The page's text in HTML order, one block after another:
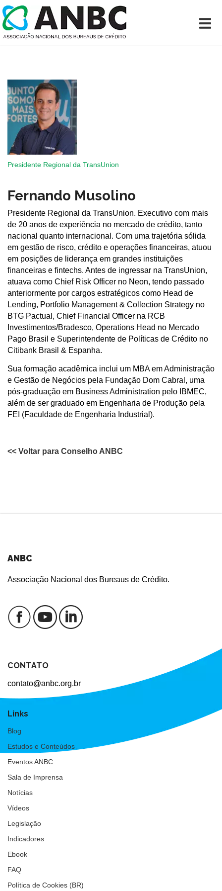
Presidente Regional da TransUnion
Fernando Musolino
Presidente Regional da TransUnion. Executivo com mais
de 20 anos de experiência no mercado de crédito, tanto
nacional quanto internacional. Com uma trajetória sólida
em gestão de risco, crédito e operações financeiras, atuou
em posições de liderança em grandes instituições
financeiras e fintechs. Antes de ingressar na TransUnion,
atuava como Chief Risk Officer no Neon, tendo passado
anteriormente por cargos estratégicos como Head de
Lending, Portfolio Management & Collection Strategy no
BTG Pactual, Chief Financial Officer na RCB
Investimentos/Bradesco, Operations Head no Mercado
Pago Brasil e Superintendente de Políticas de Crédito no
Citibank Brasil & Espanha.
Sua formação acadêmica inclui um MBA em Administração
e Gestão de Negócios pela Fundação Dom Cabral, uma
pós-graduação em Business Administration pelo IBMEC,
além de ser graduado em Engenharia de Produção pela
FEI (Faculdade de Engenharia Industrial).
<< Voltar para Conselho ANBC
ANBC
Associação Nacional dos Bureaus de Crédito.
CONTATO
contato@anbc.org.br
Links
Blog
Estudos e Conteúdos
Eventos ANBC
Sala de Imprensa
Notícias
Vídeos
Legislação
Indicadores
Ebook
FAQ
Política de Cookies (BR)